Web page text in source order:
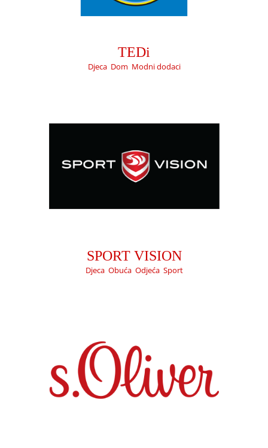
TEDi
Djeca, Dom Modni dodaci
Obuća Odjeća
SPORT VISION
Djeca, Obuća, Odjeća, Sport
Djeca Modni dodaci Obuća Odjeća